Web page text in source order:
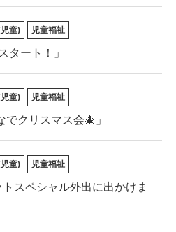
童) 児童福祉
タート！」
童) 児童福祉
でクリスマス会🎄」
童) 児童福祉
トスペシャル外出に出かけま